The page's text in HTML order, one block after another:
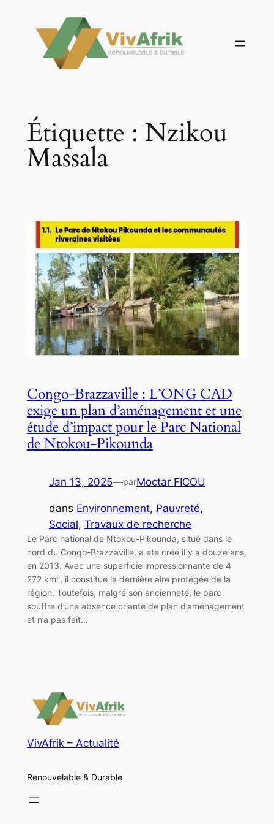
contenu
Étiquette : Nzikou
Massala
Congo-Brazzaville : L’ONG CAD
exige un plan d’aménagement et une
étude d’impact pour le Parc National
de Ntokou-Pikounda
Jan 13, 2025—parMoctar FICOU
dans Environnement, Pauvreté
Social, Travaux de recherche
Le Parc national de Ntokou-Pikounda, situé dans le
nord du Congo-Brazzaville, a été créé il y a douze ans,
en 2013. Avec une superficie impressionnante de 4
272 km², il constitue la dernière aire protégée de la
région. Toutefois, malgré son ancienneté, le parc
souffre d’une absence criante de plan d’aménagement
et n’a pas fait…
VivAfrik – Actualité
Renouvelable & Durable